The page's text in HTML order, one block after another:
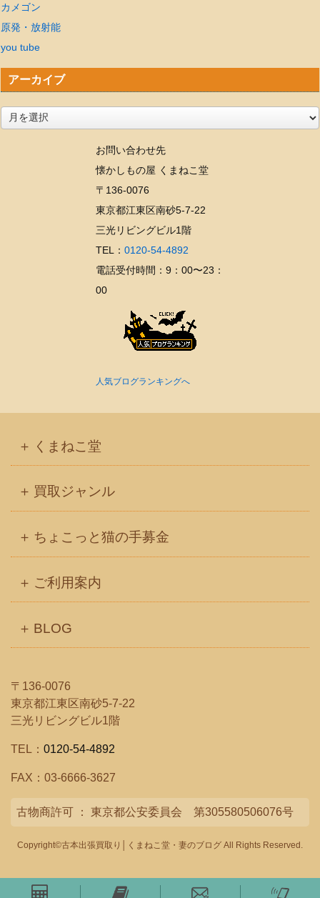
カメゴン
原発・放射能
you tube
アーカイブ
お問い合わせ先
懐かしもの屋 くまねこ堂
〒136-0076
東京都江東区南砂5-7-22
三光リビングビル1階
TEL： 0120-54-4892
電話受付時間：9：00〜23：
00
人気ブログランキングへ
くまねこ堂
買取ジャンル
ちょこっと猫の手募金
ご利用案内
BLOG
〒136-0076
東京都江東区南砂5-7-22
三光リビングビル1階
TEL： 0120-54-4892
FAX：03-6666-3627
古物商許可 ： 東京都公安委員会 第305580506076号
Copyright©古本出張買取り│くまねこ堂・妻のブログ All Rights Reserved.